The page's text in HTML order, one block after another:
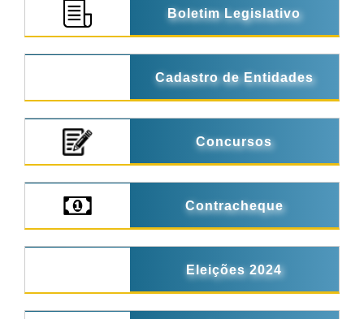
Boletim Legislativo
Cadastro de Entidades
Concursos
Contracheque
Eleições 2024